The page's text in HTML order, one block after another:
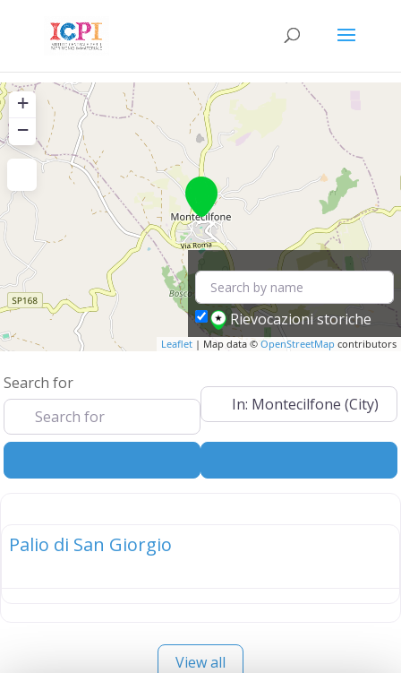
+
−
Leaflet | Map data ©OpenStreetMap contributors
Rievocazioni storiche
Search for
Near
Palio di San Giorgio
View all